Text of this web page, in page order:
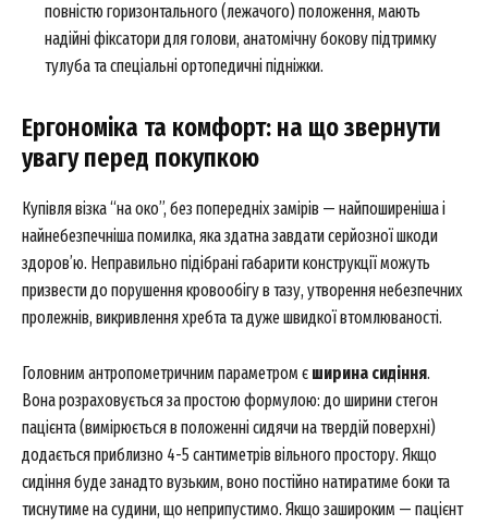
повністю горизонтального (лежачого) положення, мають
надійні фіксатори для голови, анатомічну бокову підтримку
тулуба та спеціальні ортопедичні підніжки.
Ергономіка та комфорт: на що звернути
увагу перед покупкою
Купівля візка “на око”, без попередніх замірів — найпоширеніша і
найнебезпечніша помилка, яка здатна завдати серйозної шкоди
здоров’ю. Неправильно підібрані габарити конструкції можуть
призвести до порушення кровообігу в тазу, утворення небезпечних
пролежнів, викривлення хребта та дуже швидкої втомлюваності.
Головним антропометричним параметром є ширина сидіння.
Вона розраховується за простою формулою: до ширини стегон
пацієнта (вимірюється в положенні сидячи на твердій поверхні)
додається приблизно 4-5 сантиметрів вільного простору. Якщо
сидіння буде занадто вузьким, воно постійно натиратиме боки та
тиснутиме на судини, що неприпустимо. Якщо зашироким — пацієнт